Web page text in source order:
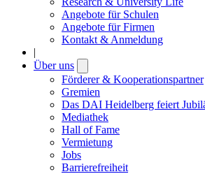
Angebote für Schulen
Angebote für Firmen
Kontakt & Anmeldung
|
Über uns
submenu
Förderer & Kooperationspartner
Gremien
Das DAI Heidelberg feiert
Mediathek
Hall of Fame
Vermietung
Jobs
Barrierefreiheit